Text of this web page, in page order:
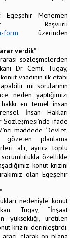
Egeşehir Menemen
Başvuru
form üzerinden
verdik”
sözleşmelerden
Dr. Cemil Tugay,
vaadinin ilk etabı
mi sorularının
neden yaptığımızı
en temel insan
İnsan Hakları
Sözleşmesi’nde ifade
maddede ‘Devlet,
planlama
alır, ayrıca toplu
özellikle
konut krizini
olan Egeşehir
nedeniyle konut
Tugay, “İnşaat
yüksekliği, üretilen
krizini derinleştirdi.